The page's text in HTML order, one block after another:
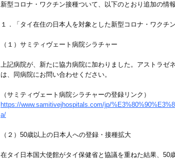
新型コロナ・ワクチン接種ついて、以下のとおり追加の情
１．「タイ在住の日本人を対象とした新型コロナ・ワクチ
（１）サミティヴェート病院シラチャー
上記病院が、新たに協力病院に加わりました。アストラゼ
は、同病院にお問い合わせください。
（サミティヴェート病院シラチャーの登録リンク）
https://www.samitivejhospitals.com/jp/
a/
（２）50歳以上の日本人への登録・接種拡大
在タイ日本国大使館がタイ保健省と協議を重ねた結果、